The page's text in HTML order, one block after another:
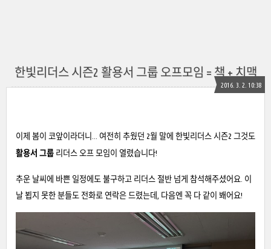
한빛리더스 시즌2 활용서 그룹 오프모임 = 책 + 치맥
2016. 3. 2. 10:38
이제 봄이 코앞이라더니... 여전히 추웠던 2월 말에 한빛리더스 시즌2 그것도
활용서 그룹 리더스 오프 모임이 열렸습니다!
추운 날씨에 바쁜 일정에도 불구하고 리더스 절반 넘게 참석해주셨어요. 이
날 뵙지 못한 분들도 전화로 연락은 드렸는데, 다음엔 꼭 다 같이 봬어요!